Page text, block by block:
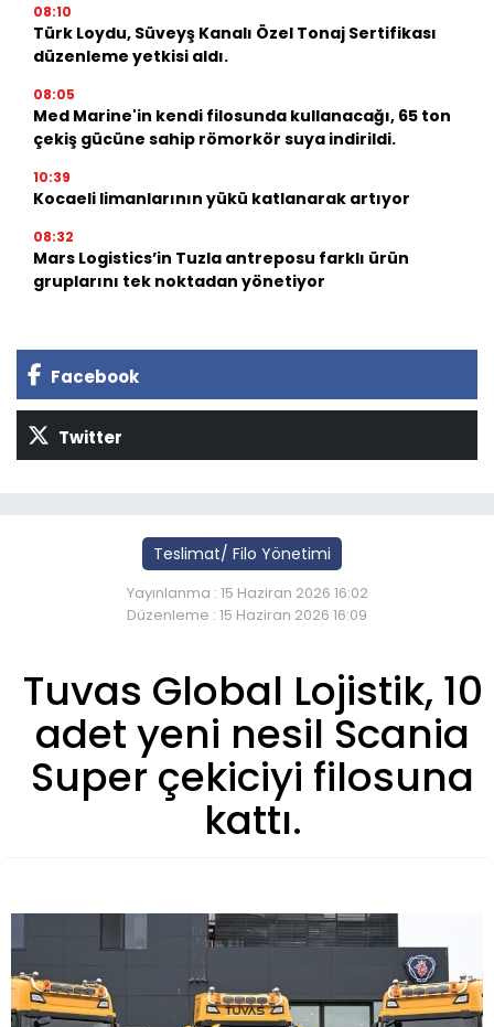
08:10
Türk Loydu, Süveyş Kanalı Özel Tonaj Sertifikası
düzenleme yetkisi aldı.
08:05
Med Marine'in kendi filosunda kullanacağı, 65 ton
çekiş gücüne sahip römorkör suya indirildi.
10:39
Kocaeli limanlarının yükü katlanarak artıyor
08:32
Mars Logistics’in Tuzla antreposu farklı ürün
gruplarını tek noktadan yönetiyor
Facebook
Twitter
Teslimat/ Filo Yönetimi
Yayınlanma : 15 Haziran 2026 16:02
Düzenleme : 15 Haziran 2026 16:09
Tuvas Global Lojistik, 10
adet yeni nesil Scania
Super çekiciyi filosuna
kattı.